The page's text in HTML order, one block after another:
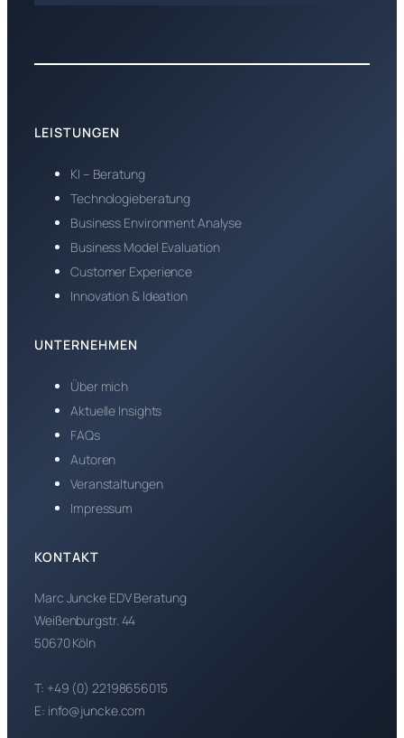
LEISTUNGEN
KI – Beratung
Technologieberatung
Business Environment Analyse
Business Model Evaluation
Customer Experience
Innovation & Ideation
UNTERNEHMEN
Über mich
Aktuelle Insights
FAQs
Autoren
Veranstaltungen
Impressum
KONTAKT
Marc Juncke EDV Beratung
Weißenburgstr. 44
50670 Köln
T: +49 (0) 22198656015
E: info@juncke.com